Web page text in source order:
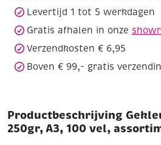
Levertijd 1 tot 5 werkdagen
Gratis afhalen in onze
Verzendkosten € 6,95
Boven € 99,- gratis
Productbeschrijving
250gr, A3, 100 vel,